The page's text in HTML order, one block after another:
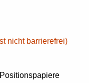
nicht barrierefrei)